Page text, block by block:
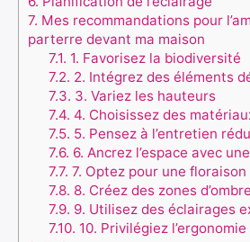
7. Mes recommandations pour
parterre devant ma maison
7.1. 1. Favorisez la biodiversité
7.2. 2. Intégrez des éléments
7.3. 3. Variez les hauteurs
7.4. 4. Choisissez des
7.5. 5. Pensez à l’entretien
7.6. 6. Ancrez l’espace avec
7.7. 7. Optez pour une
7.8. 8. Créez des zones d’ombre
7.9. 9. Utilisez des éclairages
7.10. 10. Privilégiez l’ergonomie